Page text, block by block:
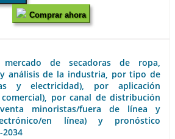
Comprar ahora
de secadoras de ropa,
análisis de la industria, por tipo de
y electricidad), por aplicación
por canal de distribución
minoristas/fuera de línea y
en línea) y pronóstico
2034